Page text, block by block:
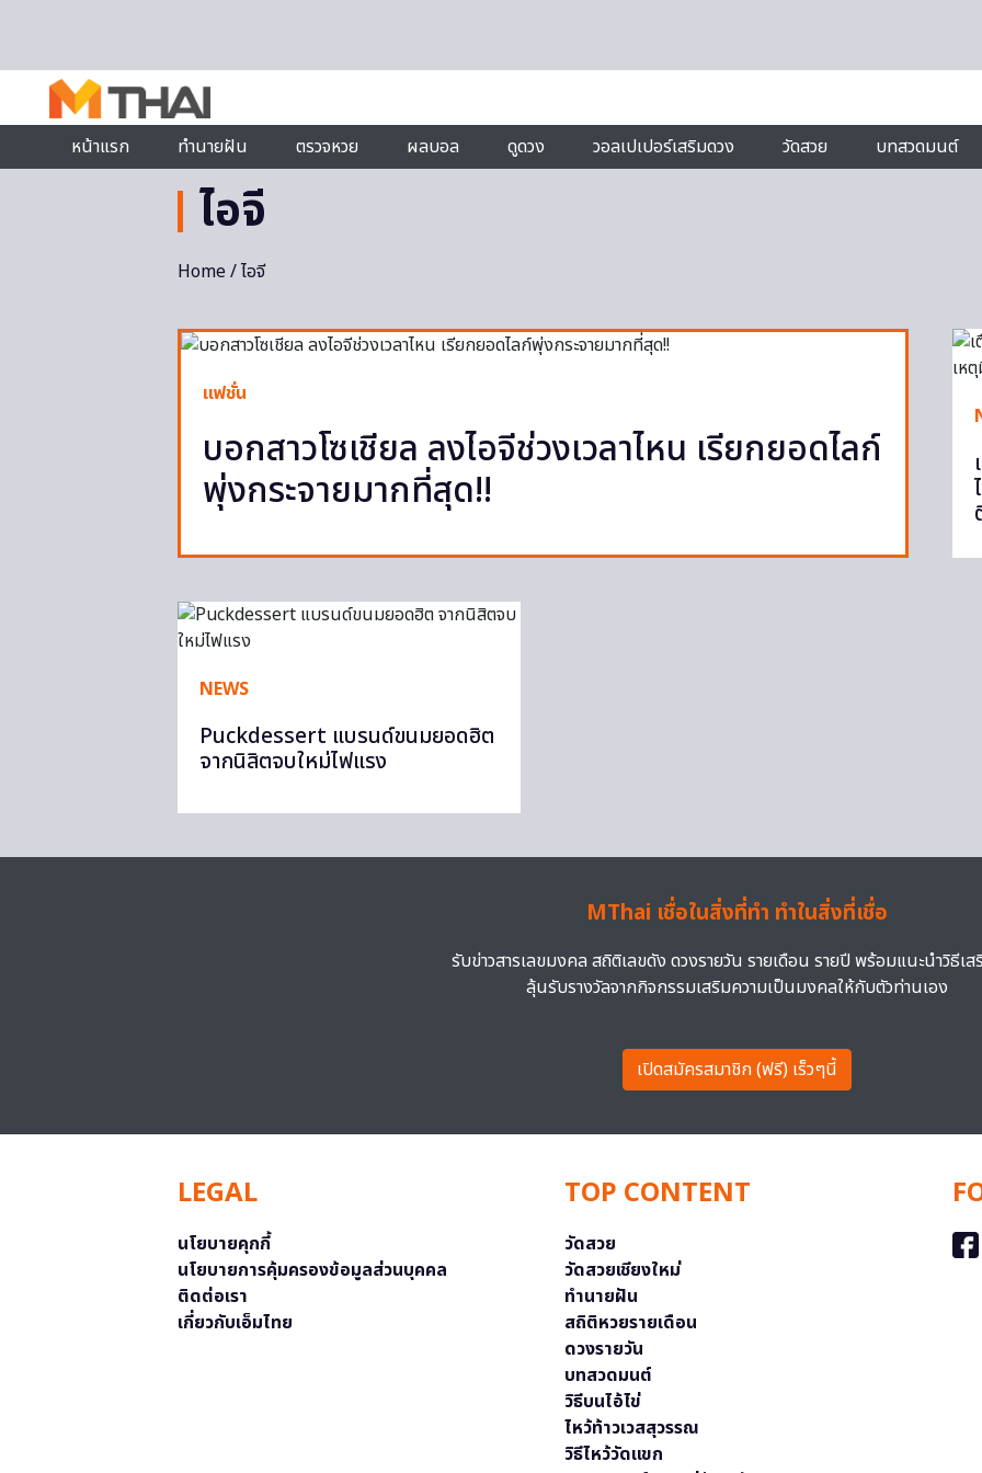
หน้าแรก
ทำนายฝัน ตรวจหวย ผลบอล ดูดวง วอลเปเปอร์เสริมดวง วัดสวย บทสวดมนต์
ไอจี
Home/ ไอจี
แฟชั่น
บอกสาวโซเชียล ลงไอจีช่วงเวลาไหน เรียกยอดไลก์
พุ่งกระจายมากที่สุด!!
NEWS
Puckdessert แบรนด์ขนมยอดฮิต
จากนิสิตจบใหม่ไฟแรง
MThai เชื่อในสิ่งที่ทำ ทำในสิ่งที่เชื่อ
รับข่าวสารเลขมงคล สถิติเลขดัง ดวงรายวัน รายเดือน รายปี พร้อมแนะนำวิธีเส
ลุ้นรับรางวัลจากกิจกรรมเสริมความเป็นมงคลให้กับตัวท่านเอง
เปิดสมัครสมาชิก (ฟรี) เร็วๆนี้
LEGAL
นโยบายคุกกี้
นโยบายการคุ้มครองข้อมูลส่วนบุคคล
ติดต่อเรา
เกี่ยวกับเอ็มไทย
TOP CONTENT
วัดสวย
วัดสวยเชียงใหม่
ทำนายฝัน
สถิติหวยรายเดือน
ดวงรายวัน
บทสวดมนต์
วิธีบนไอ้ไข่
ไหว้ท้าวเวสสุวรรณ
วิธีไหว้วัดแขก